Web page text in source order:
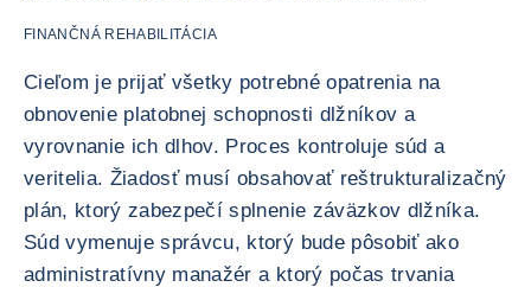
FINANČNÁ REHABILITÁCIA
Cieľom je prijať všetky potrebné opatrenia na
obnovenie platobnej schopnosti dlžníkov a
vyrovnanie ich dlhov. Proces kontroluje súd a
veritelia. Žiadosť musí obsahovať reštrukturalizačný
plán, ktorý zabezpečí splnenie záväzkov dlžníka.
Súd vymenuje správcu, ktorý bude pôsobiť ako
administratívny manažér a ktorý počas trvania